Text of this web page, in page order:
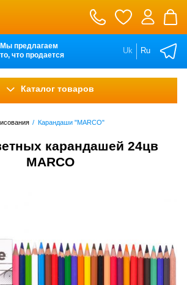
Мы предлагаем
то, что продается
Uk Ru
Каталог товаров
/ Карандаши "MARCO"
карандашей 24цв
MARCO